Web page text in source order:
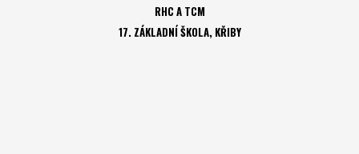
RHC A TCM
17. ZÁKLADNÍ ŠKOLA, KŘIBY